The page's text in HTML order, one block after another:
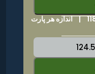
| اندازه هر پارت